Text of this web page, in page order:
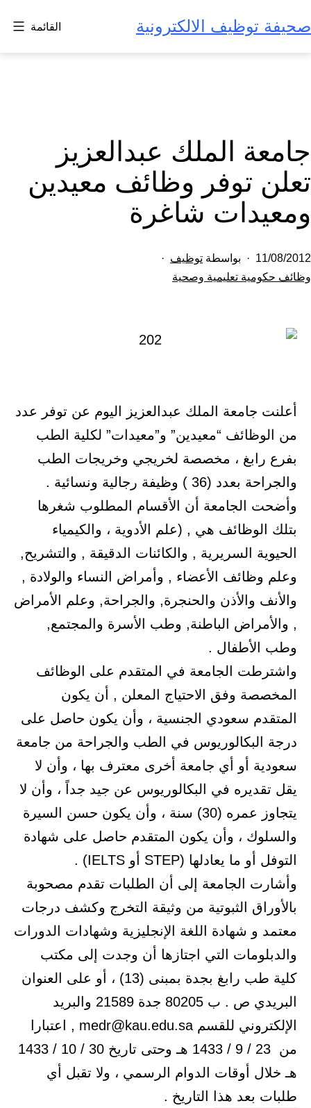
إلى
المحتوى
صحيفة توظيف الالكترونية القائمة
جامعة الملك عبدالعزيز
تعلن توفر وظائف معيدين
ومعيدات شاغرة
تم
النشر
11/08/2012 بواسطة توظيف
مصنف
وظائف حكومية تعليمية وصحية
أعلنت جامعة الملك عبدالعزيز اليوم عن توفر عدد
من الوظائف “معيدين” و”معيدات” لكلية الطب
بفرع رابغ ، مخصصة لخريجي وخريجات الطب
والجراحة بعدد (36 ) وظيفة رجالية ونسائية .
وأضحت الجامعة أن الأقسام المطلوب شغرها
بتلك الوظائف هي , (علم الأدوية ، والكيمياء
الحيوية السريرية , والكائنات الدقيقة , والتشريح,
وعلم وظائف الأعضاء , وأمراض النساء والولادة ,
والأنف والأذن والحنجرة, والجراحة, وعلم الأمراض
, والأمراض الباطنة, وطب الأسرة والمجتمع,
وطب الأطفال .
واشترطت الجامعة في المتقدم على الوظائف
المخصصة وفق الاحتياج المعلن , أن يكون
المتقدم سعودي الجنسية ، وأن يكون حاصل على
درجة البكالوريوس في الطب والجراحة من جامعة
سعودية أو أي جامعة أخرى معترف بها ، وأن لا
يقل تقديره في البكالوريوس عن جيد جداً ، وأن لا
يتجاوز عمره (30) سنة ، وأن يكون حسن السيرة
والسلوك ، وأن يكون المتقدم حاصل على شهادة
التوفل أو ما يعادلها (STEP أو IELTS) .
وأشارت الجامعة إلى أن الطلبات تقدم مصحوبة
بالأوراق الثبوتية من وثيقة التخرج وكشف درجات
معتمد و شهادة اللغة الإنجليزية وشهادات الدورات
والدبلومات التي اجتازها أن وجدت إلى مكتب
كلية طب رابغ بجدة بمبنى (13) ، أو على العنوان
البريدي ص . ب 80205 جدة 21589 والبريد
الإلكتروني للقسم medr@kau.edu.sa , اعتبارا
من 23 / 9 / 1433 هـ وحتى تاريخ 30 / 10 / 1433
هـ خلال أوقات الدوام الرسمي ، ولا تقبل أي
طلبات بعد هذا التاريخ .